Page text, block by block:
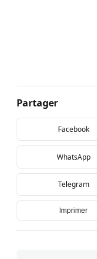
Partager
Facebook
WhatsApp
Telegram
Imprimer